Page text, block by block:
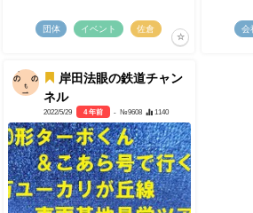
団体 イベント 佐倉 会
岸田法眼の鉄道チャン
ネル
2022/5/29 4 年前 - №9608 1140